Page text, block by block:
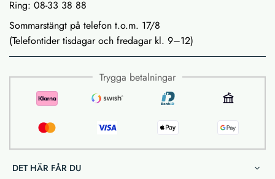
Ring: 08-33 38 88
Sommarstängt på telefon t.o.m. 17/8
(Telefontider tisdagar och fredagar kl. 9–12)
Trygga betalningar
DET HÄR FÅR DU